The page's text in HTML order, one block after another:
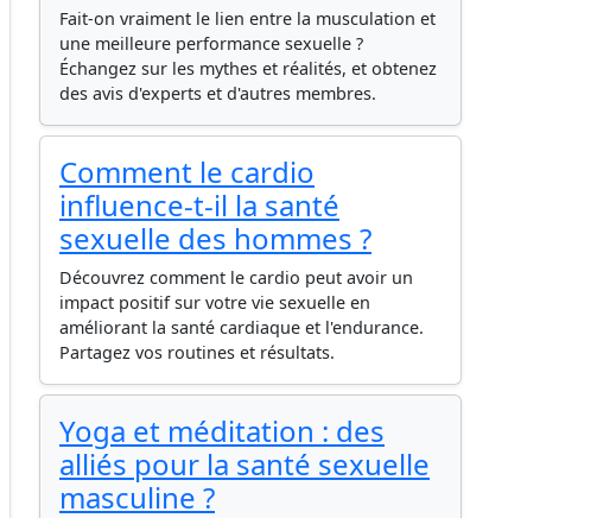
Fait-on vraiment le lien entre la musculation et
une meilleure performance sexuelle ?
Échangez sur les mythes et réalités, et obtenez
des avis d'experts et d'autres membres.
Comment le cardio
influence-t-il la santé
sexuelle des hommes ?
Découvrez comment le cardio peut avoir un
impact positif sur votre vie sexuelle en
améliorant la santé cardiaque et l'endurance.
Partagez vos routines et résultats.
Yoga et méditation : des
alliés pour la santé sexuelle
masculine ?